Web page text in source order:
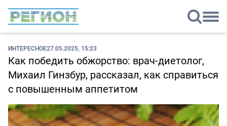
ИНТЕРЕСНОЕ27.05.2025, 15:23
Как победить обжорство: врач-диетолог,
Михаил Гинзбур, рассказал, как справиться
с повышенным аппетитом